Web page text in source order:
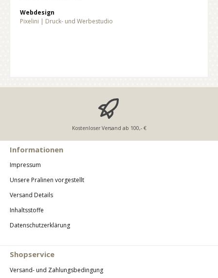
Webdesign
Pixelini | Druck- und Werbestudio
Kostenloser Versand ab 100,- €
Informationen
Impressum
Unsere Pralinen vorgestellt
Versand Details
Inhaltsstoffe
Datenschutzerklärung
Shopservice
Versand- und Zahlungsbedingung